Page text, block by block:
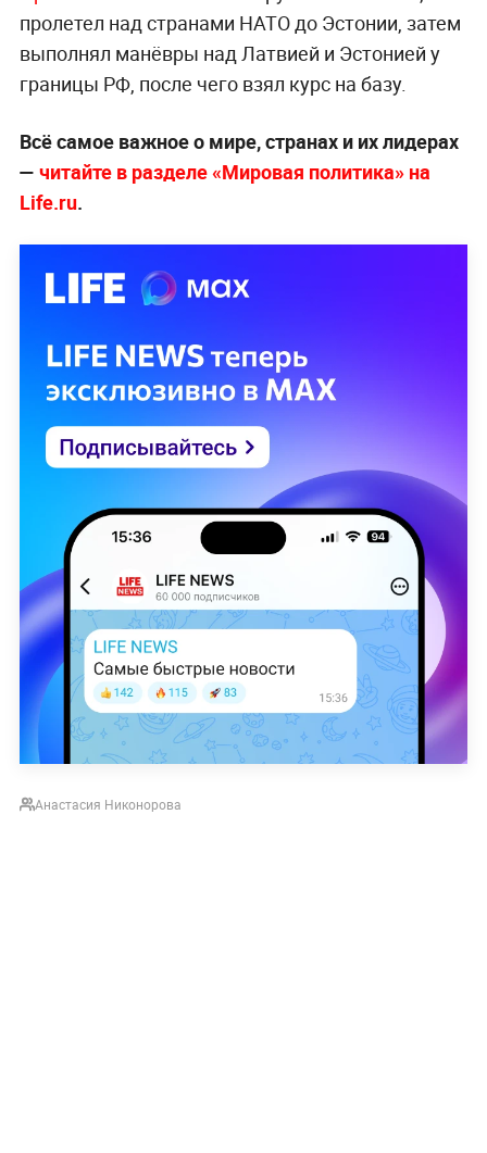
пролетел над странами НАТО до Эстонии, затем
выполнял манёвры над Латвией и Эстонией у
границы РФ, после чего взял курс на базу.
Всё самое важное о мире, странах и их лидерах
— читайте в разделе «Мировая политика» на
Life.ru.
Анастасия Никонорова